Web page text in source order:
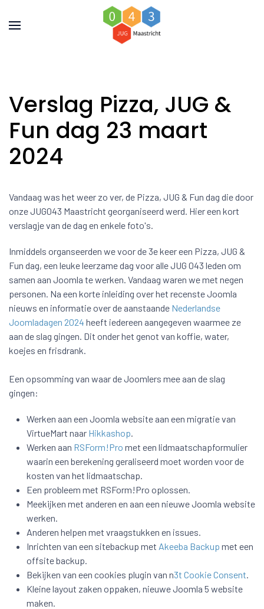
Verslag Pizza, JUG &
Fun dag 23 maart
2024
Vandaag was het weer zo ver, de Pizza, JUG & Fun dag die door
onze JUG043 Maastricht georganiseerd werd. Hier een kort
verslagje van de dag en enkele foto's.
Inmiddels organseerden we voor de 3e keer een Pizza, JUG &
Fun dag, een leuke leerzame dag voor alle JUG 043 leden om
samen aan Joomla te werken. Vandaag waren we met negen
personen. Na een korte inleiding over het recenste Joomla
nieuws en informatie over de aanstaande Nederlandse
Joomladagen 2024 heeft iedereen aangegeven waarmee ze
aan de slag gingen. Dit onder het genot van koffie, water,
koejes en frisdrank.
Een opsomming van waar de Joomlers mee aan de slag
gingen:
Werken aan een Joomla website aan een migratie van
VirtueMart naar Hikkashop.
Werken aan RSForm!Pro met een lidmaatschapformulier
waarin een berekening geraliseerd moet worden voor de
kosten van het lidmaatschap.
Een probleem met RSForm!Pro oplossen.
Meekijken met anderen en aan een nieuwe Joomla website
werken.
Anderen helpen met vraagstukken en issues.
Inrichten van een sitebackup met Akeeba Backup met een
offsite backup.
Bekijken van een cookies plugin van n3t Cookie Consent.
Kleine layout zaken oppaken, nieuwe Joomla 5 website
maken.